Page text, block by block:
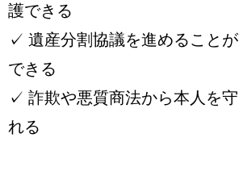
護できる
✓ 遺産分割協議を進めることが
できる
✓ 詐欺や悪質商法から本人を守
れる